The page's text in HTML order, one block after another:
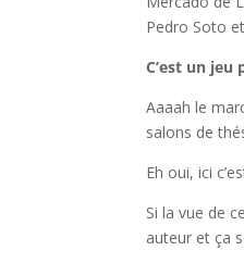
Pedro Soto
C’est un
Aaaah le
salons de
Eh oui, ici
Si la vue de
auteur et ça